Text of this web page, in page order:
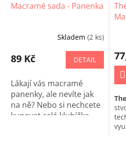
Macramé sada - Panenka
Skladem (2 ks)
89 Kč DETAIL
Lákají vás macramé
panenky, ale nevíte jak
na ně? Nebo si nechcete
kupovat celé klubíčka